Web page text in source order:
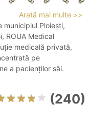
Arată mai multe >>
municipiul Ploiești,
ROUA Medical
medicală privată,
pe
a pacienților săi.
(240)